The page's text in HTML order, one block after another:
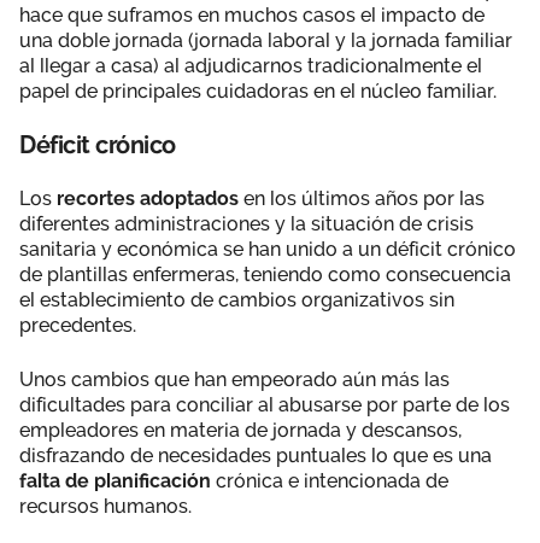
hace que suframos en muchos casos el impacto de
una doble jornada (jornada laboral y la jornada familiar
al llegar a casa) al adjudicarnos tradicionalmente el
papel de principales cuidadoras en el núcleo familiar.
Déficit crónico
Los recortes adoptados en los últimos años por las
diferentes administraciones y la situación de crisis
sanitaria y económica se han unido a un déficit crónico
de plantillas enfermeras, teniendo como consecuencia
el establecimiento de cambios organizativos sin
precedentes.
Unos cambios que han empeorado aún más las
dificultades para conciliar al abusarse por parte de los
empleadores en materia de jornada y descansos,
disfrazando de necesidades puntuales lo que es una
falta de planificación crónica e intencionada de
recursos humanos.